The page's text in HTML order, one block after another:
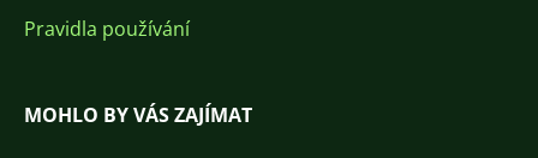
Pravidla používání
MOHLO BY VÁS ZAJÍMAT